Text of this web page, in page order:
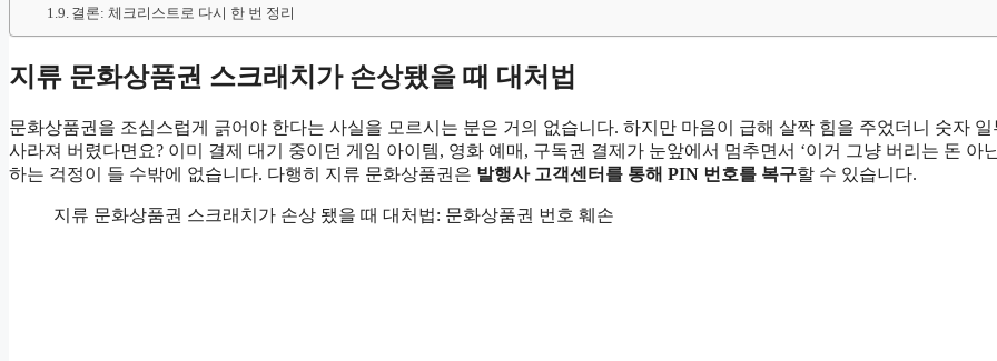
결론: 체크리스트로 다시 한 번 정리
지류 문화상품권 스크래치가 손상됐을 때 대처법
문화상품권을 조심스럽게 긁어야 한다는 사실을 모르시는 분은 거의 없습니다. 하지만 마음이 급해 살짝 힘을 주었더니 숫자 일
사라져 버렸다면요? 이미 결제 대기 중이던 게임 아이템, 영화 예매, 구독권 결제가 눈앞에서 멈추면서 ‘이거 그냥 버리는 돈 아
하는 걱정이 들 수밖에 없습니다. 다행히 지류 문화상품권은 발행사 고객센터를 통해 PIN 번호를 복구할 수 있습니다.
지류 문화상품권 스크래치가 손상 됐을 때 대처법: 문화상품권 번호 훼손